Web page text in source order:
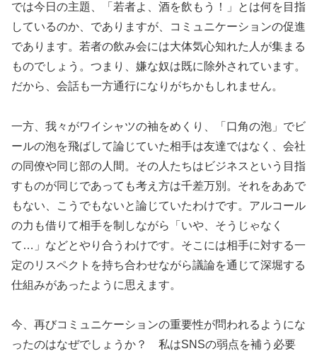
では今日の主題、「若者よ、酒を飲もう！」とは何を目指
しているのか、でありますが、コミュニケーションの促進
であります。若者の飲み会には大体気心知れた人が集まる
ものでしょう。つまり、嫌な奴は既に除外されています。
だから、会話も一方通行になりがちかもしれません。
一方、我々がワイシャツの袖をめくり、「口角の泡」でビ
ールの泡を飛ばして論じていた相手は友達ではなく、会社
の同僚や同じ部の人間。その人たちはビジネスという目指
すものが同じであっても考え方は千差万別。それをああで
もない、こうでもないと論じていたわけです。アルコール
の力も借りて相手を制しながら「いや、そうじゃなく
て…」などとやり合うわけです。そこには相手に対する一
定のリスペクトを持ち合わせながら議論を通じて深堀する
仕組みがあったように思えます。
今、再びコミュニケーションの重要性が問われるようにな
ったのはなぜでしょうか？ 私はSNSの弱点を補う必要